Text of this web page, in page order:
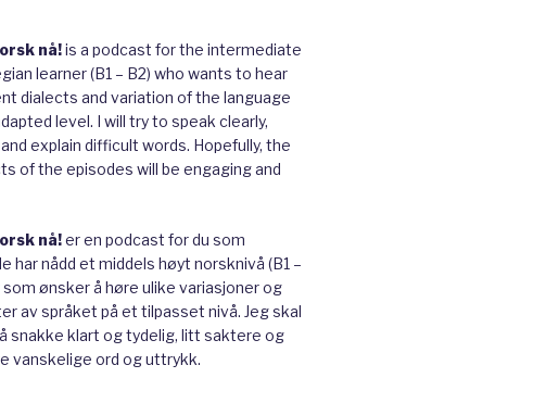
nå!is a podcast for the intermediate
learner (B1 – B2) who wants to hear
dialects and variation of the language
level. I will try to speak clearly,
explain difficult words. Hopefully, the
of the episodes will be engaging and
nå!er en podcast for du som
har nådd et middels høyt norsknivå (B1 –
som ønsker å høre ulike variasjoner og
av språket på et tilpasset nivå. Jeg skal
snakke klart og tydelig, litt saktere og
vanskelige ord og uttrykk.